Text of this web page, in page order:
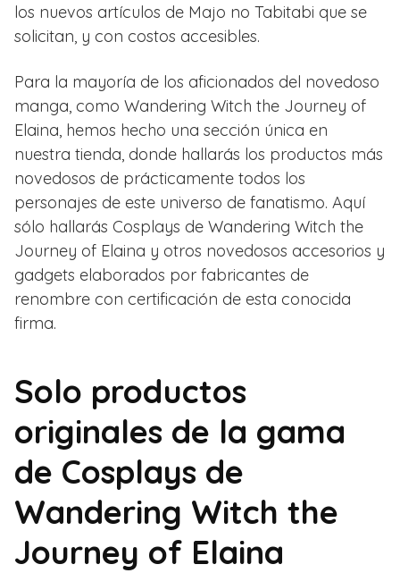
los nuevos artículos de Majo no Tabitabi que se
solicitan, y con costos accesibles.
Para la mayoría de los aficionados del novedoso
manga, como Wandering Witch the Journey of
Elaina, hemos hecho una sección única en
nuestra tienda, donde hallarás los productos más
novedosos de prácticamente todos los
personajes de este universo de fanatismo. Aquí
sólo hallarás Cosplays de Wandering Witch the
Journey of Elaina y otros novedosos accesorios y
gadgets elaborados por fabricantes de
renombre con certificación de esta conocida
firma.
Solo productos
originales de la gama
de Cosplays de
Wandering Witch the
Journey of Elaina